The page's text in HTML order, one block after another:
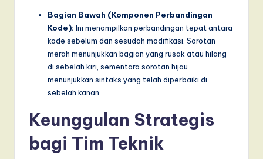
Bagian Bawah (Komponen Perbandingan
Kode): Ini menampilkan perbandingan tepat antara
kode sebelum dan sesudah modifikasi. Sorotan
merah menunjukkan bagian yang rusak atau hilang
di sebelah kiri, sementara sorotan hijau
menunjukkan sintaks yang telah diperbaiki di
sebelah kanan.
Keunggulan Strategis
bagi Tim Teknik